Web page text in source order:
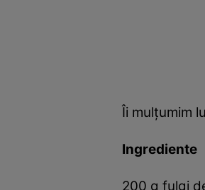
Îi mulţumim
Ingrediente
200 g fulgi